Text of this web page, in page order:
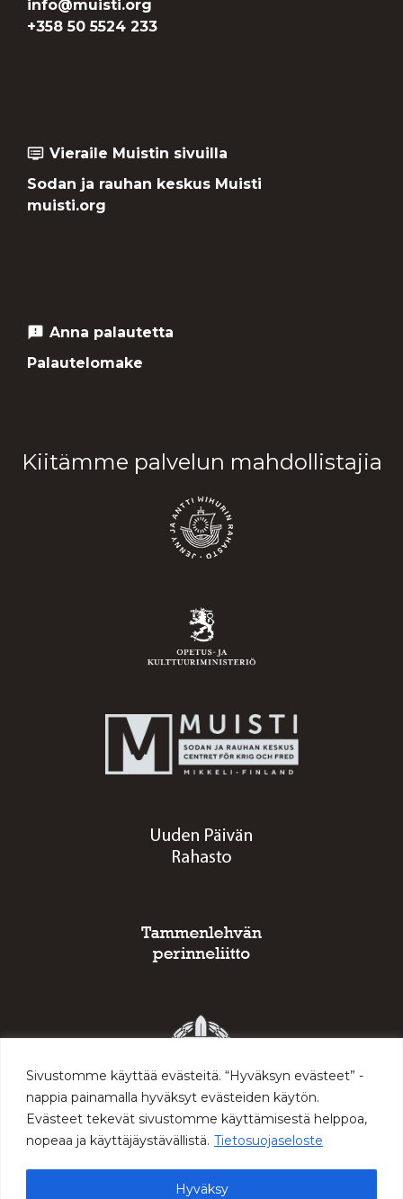
Sivustomme käyttää evästeitä. “Hyväksyn evästeet” -
nappia painamalla hyväksyt evästeiden käytön.
Evästeet tekevät sivustomme käyttämisestä helppoa,
nopeaa ja käyttäjäystävällistä. Tietosuojaseloste
Hyväksy
info@muisti.org
+358 50 5524 233
dvr Vieraile Muistin sivuilla
Sodan ja rauhan keskus Muisti
muisti.org
feedback Anna palautetta
Palautelomake
Kiitämme palvelun mahdollistajia